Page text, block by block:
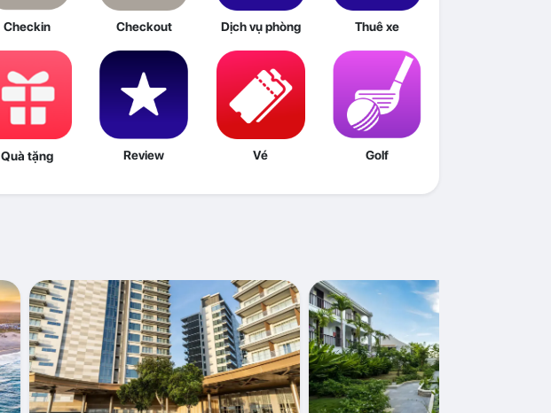
Checkin Checkout Dịch vụ phòng Thuê xe
Quà tặng Review Vé Golf